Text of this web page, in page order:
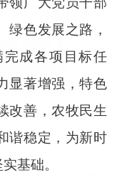
绿色发展之路，
成各项目标任
显著增强，特色
改善，农牧民生
谐稳定，为新时
基础。